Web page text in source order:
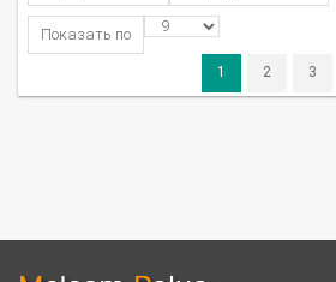
Показать по
1 2 3